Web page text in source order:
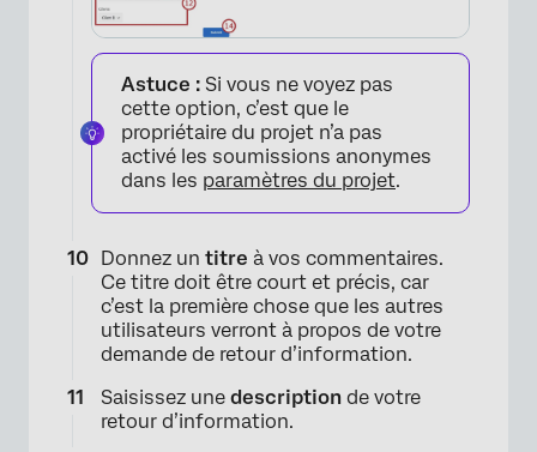
Astuce : Si vous ne voyez pas
cette option, c’est que le
propriétaire du projet n’a pas
activé les soumissions anonymes
dans les paramètres du projet.
Donnez un titre à vos commentaires.
Ce titre doit être court et précis, car
c’est la première chose que les autres
utilisateurs verront à propos de votre
demande de retour d’information.
Saisissez une description de votre
retour d’information.